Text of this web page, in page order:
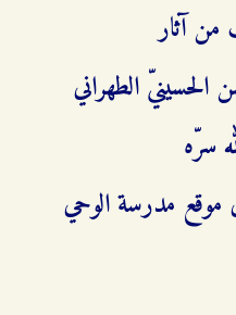
آثار
الحسينيّ الطهراني
سرّه
موقع مدرسة الوحي